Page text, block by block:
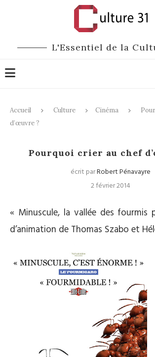
L'Essentiel de la
Accueil Culture Cinéma
d’œuvre ?
Pourquoi crier au chef
écrit parRobert Pénavayre
2 février 2014
« Minuscule, la vallée des fourmis
d’animation de Thomas Szabo et